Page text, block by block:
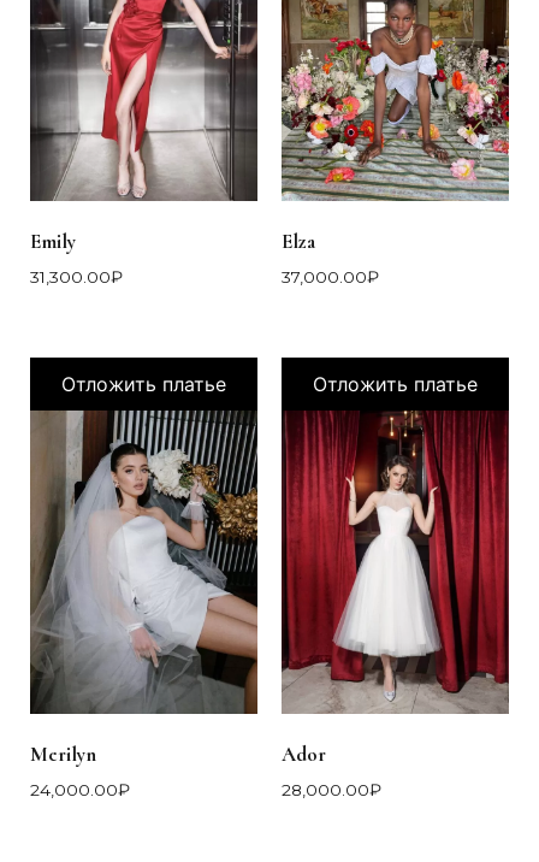
Emily
31,300.00₽
Elza
37,000.00₽
Отложить платье
Merilyn
24,000.00₽
Отложить платье
Ador
28,000.00₽